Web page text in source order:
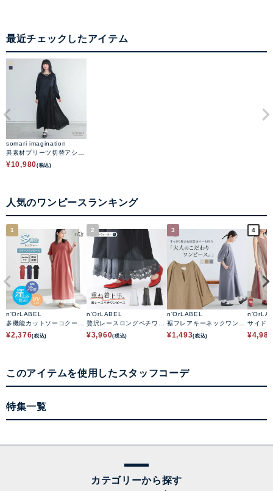
最近チェックしたアイテム
somari imagination
異素材プリーツ切替アシメ
ワンピース
¥10,980(税込)
人気のワンピースランキング
1
n'OrLABEL
多機能カットソーコクーン
ワンピース
¥2,376(税込)
2
n'OrLABEL
贅沢レースロングペチワン
ピース
¥3,960(税込)
3
n'OrLABEL
裾フレアキーネックワンピ
ース
¥1,493(税込)
4
サイド
リーブ
¥4,980
このアイテムを使用したスタッフコーデ
特集一覧
カテゴリーから探す